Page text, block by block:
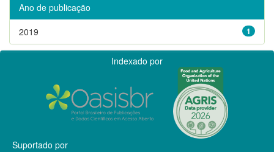
Ano de publicação
1
2019
Indexado por
Suportado por